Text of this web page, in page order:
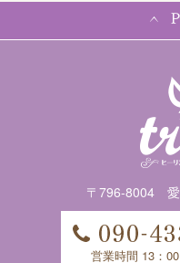
〒796-8004 愛
営業時間 13：